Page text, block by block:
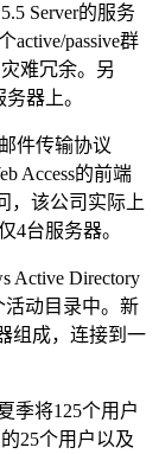
Server的服务
passive群
难冗余。另
器上。
件传输协议
Access的前端
，该公司实际上
4台服务器。
Directory
活动目录中。新
组成，连接到一
季将125个用户
25个用户以及